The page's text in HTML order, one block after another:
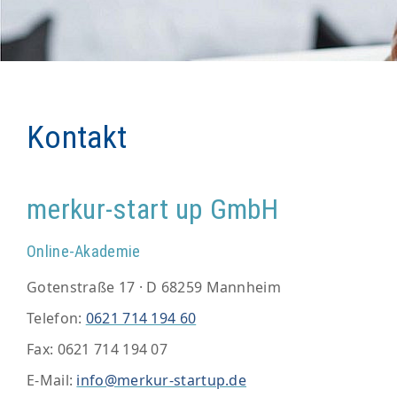
Kontakt
merkur-start up GmbH
Online-Akademie
Gotenstraße 17 · D 68259 Mannheim
Telefon: 0621 714 194 60
Fax: 0621 714 194 07
E-Mail: info@merkur-startup.de